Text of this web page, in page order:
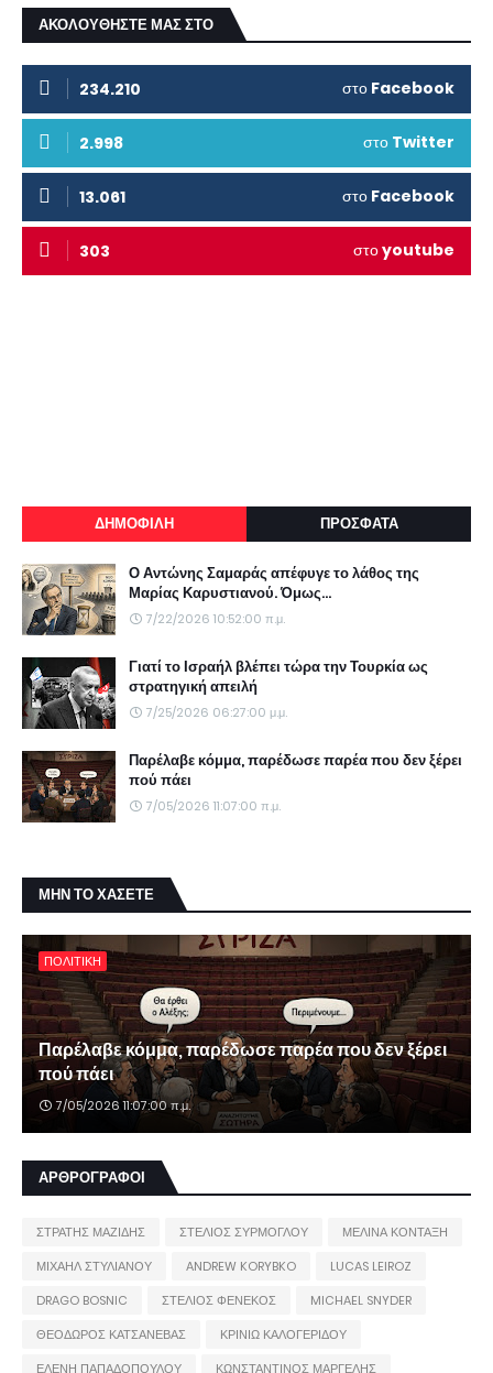
ΑΚΟΛΟΥΘΗΣΤΕ ΜΑΣ ΣΤΟ
234.210 στο Facebook
2.998 στο Twitter
13.061 στο Facebook
303 στοyoutube
ΔΗΜΟΦΙΛΗ ΠΡΟΣΦΑΤΑ
Ο Αντώνης Σαμαράς απέφυγε το λάθος της
Μαρίας Καρυστιανού. Όμως...
7/22/2026 10:52:00 π.μ.
Γιατί το Ισραήλ βλέπει τώρα την Τουρκία ως
στρατηγική απειλή
7/25/2026 06:27:00 μ.μ.
Παρέλαβε κόμμα, παρέδωσε παρέα που δεν ξέρει
πού πάει
7/05/2026 11:07:00 π.μ.
ΜΗΝ ΤΟ ΧΑΣΕΤΕ
ΠΟΛΙΤΙΚΗ
Παρέλαβε κόμμα, παρέδωσε παρέα που δεν ξέρει
πού πάει
7/05/2026 11:07:00 π.μ.
ΑΡΘΡΟΓΡΑΦΟΙ
ΣΤΡΑΤΗΣ ΜΑΖΙΔΗΣ ΣΤΕΛΙΟΣ ΣΥΡΜΟΓΛΟΥ
ΜΕΛΙΝΑ ΚΟΝΤΑΞΗ
ΜΙΧΑΗΛ ΣΤΥΛΙΑΝΟΥ
ANDREW KORYBKO
LUCAS LEIROZ
DRAGO BOSNIC
ΣΤΕΛΙΟΣ ΦΕΝΕΚΟΣ
MICHAEL SNYDER
ΘΕΟΔΩΡΟΣ ΚΑΤΣΑΝΕΒΑΣ
ΚΡΙΝΙΩ ΚΑΛΟΓΕΡΙΔΟΥ
ΕΛΕΝΗ ΠΑΠΑΔΟΠΟΥΛΟΥ
ΚΩΝΣΤΑΝΤΙΝΟΣ ΜΑΡΓΕΛΗΣ